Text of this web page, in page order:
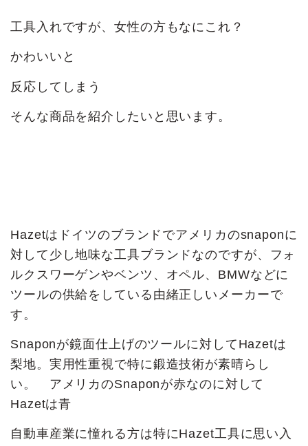
工具入れですが、女性の方もなにこれ？
かわいいと
反応してしまう
そんな商品を紹介したいと思います。
Hazetはドイツのブランドでアメリカのsnaponに
対して少し地味な工具ブランドなのですが、フォ
ルクスワーゲンやベンツ、オペル、BMWなどに
ツールの供給をしている由緒正しいメーカーで
す。
Snaponが鏡面仕上げのツールに対してHazetは
梨地。実用性重視で特に鍛造技術が素晴らし
い。 アメリカのSnaponが赤なのに対して
Hazetは青
自動車産業に憧れる方は特にHazet工具に思い入